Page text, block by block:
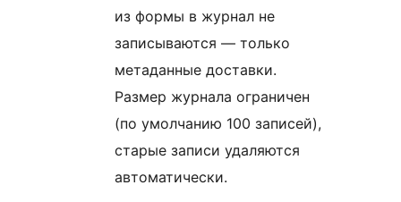
из формы в журнал не
записываются — только
метаданные доставки.
Размер журнала ограничен
(по умолчанию 100 записей),
старые записи удаляются
автоматически.